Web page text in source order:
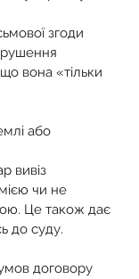
згоди
вона «тільки
або
вивіз
чи не
Це також дає
до суду.
договору